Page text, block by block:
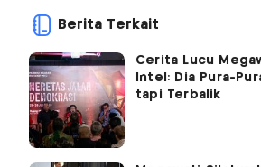
Berita Terkait
Cerita Lucu
Intel: Dia Pura-
tapi Terbalik